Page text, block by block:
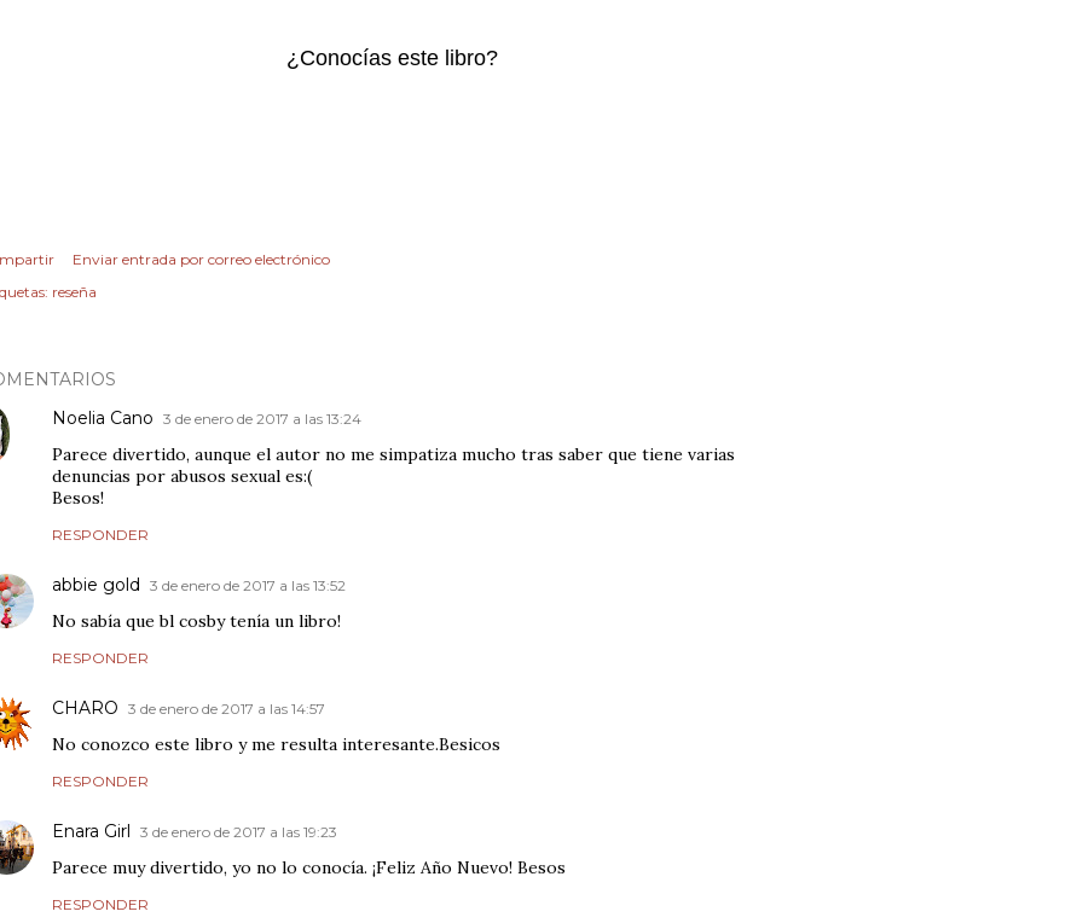
¿Conocías este libro?
Enviar entrada por correo electrónico
reseña
Noelia Cano 3 de enero de 2017 a las 13:24
Parece divertido, aunque el autor no me simpatiza mucho tras saber que tiene varias
denuncias por abusos sexual es:(
Besos!
RESPONDER
abbie gold 3 de enero de 2017 a las 13:52
No sabía que bl cosby tenía un libro!
RESPONDER
CHARO 3 de enero de 2017 a las 14:57
No conozco este libro y me resulta interesante.Besicos
RESPONDER
Enara Girl 3 de enero de 2017 a las 19:23
Parece muy divertido, yo no lo conocía. ¡Feliz Año Nuevo! Besos
RESPONDER